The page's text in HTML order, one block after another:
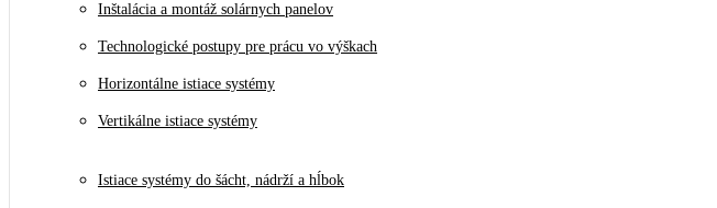
Inštalácia a montáž solárnych panelov
Technologické postupy pre prácu vo výškach
Horizontálne istiace systémy
Vertikálne istiace systémy
Istiace systémy do šácht, nádrží a hĺbok